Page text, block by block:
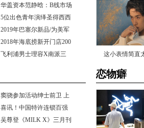
华盖资本范静晗：B线市场
是未来
5位出色青年演绎圣得西西
服时尚
2019年巴塞尔新品/为美军
提供腕
2018年海底捞新开门店200
家科技
飞利浦男士理容X南派三
型，帅炸
这小表情简直
窦骁参加活动绅士前卫上
演西装
喜讯！中国特许连锁百强
榜新鲜出
吴尊登《MILKX》三月刊
恋物癖